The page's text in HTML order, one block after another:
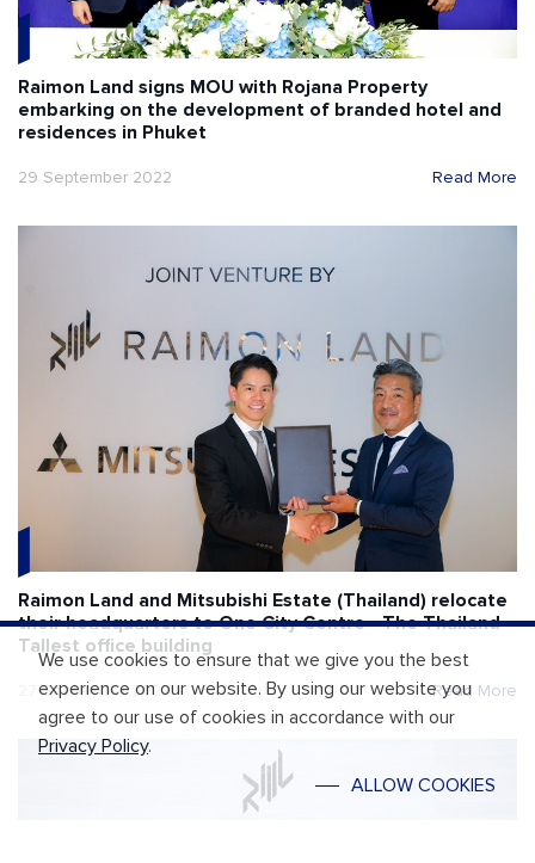
We use cookies to ensure that we give you the best
experience on our website. By using our website you
agree to our use of cookies in accordance with our
Privacy Policy.
ALLOW COOKIES
Raimon Land signs MOU with Rojana Property
embarking on the development of branded hotel and
residences in Phuket
29 September 2022 Read More
Raimon Land and Mitsubishi Estate (Thailand) relocate
their headquarters to One City Centre - The Thailand
Tallest office building
27 September 2022 Read More